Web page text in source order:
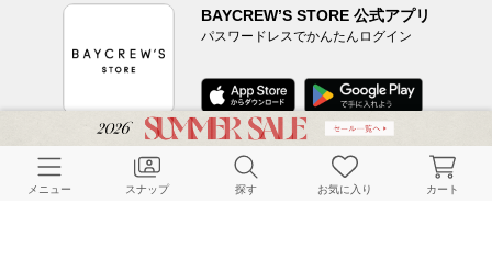
BAYCREW’S STORE 公式アプリ
パスワードレスでかんたんログイン
CUSTOMER SERVICE
メニュー スナップ 探す お気に入り カート